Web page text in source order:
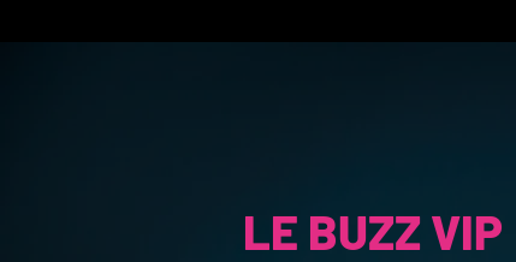
LE BUZZ VIP